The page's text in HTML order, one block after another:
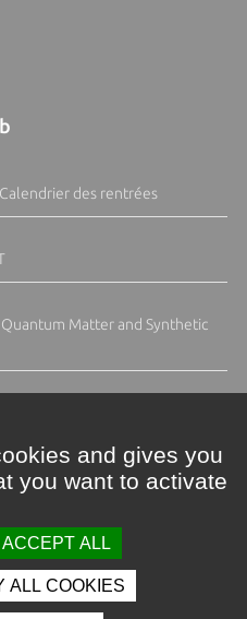
des rentrées
Matter and Synthetic
and gives you
you want to activate
ALL
ALL COOKIES